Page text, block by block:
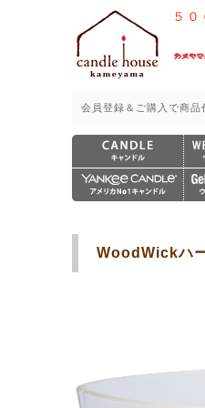
５
会員登録＆ご購入で商
WoodWickハ